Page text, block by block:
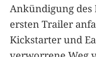
Ankündigung des
ersten Trailer
Kickstarter und